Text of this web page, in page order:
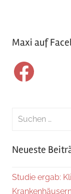
Maxi auf
Facebook
Suchen
Neueste
Studie ergab: